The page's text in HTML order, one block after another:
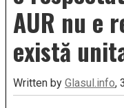
AUR nu e
există
Written by Glasul.info,